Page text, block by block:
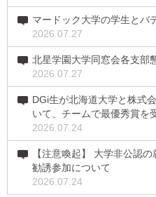
マードック大学の学生とバ
2026.07.27
北星学園大学同窓会各支部
2026.07.27
DGi生が北海道大学と株式
いて、チームで最優秀賞を
2026.07.24
【注意喚起】 大学非公認
勧誘参加について
2026.07.24